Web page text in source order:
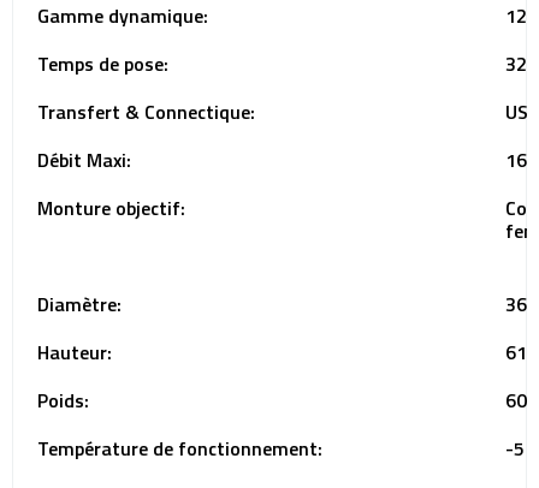
Gamme dynamique:
Temps de pose:
Transfert & Connectique:
Débit Maxi:
Monture objectif:
Diamètre:
Hauteur:
Poids:
60g
Température de fonctionnement:
-